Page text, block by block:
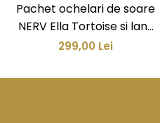
Pachet ochelari de soare
NERV Ella Tortoise si lant
de ochelari auriu
299,00 Lei